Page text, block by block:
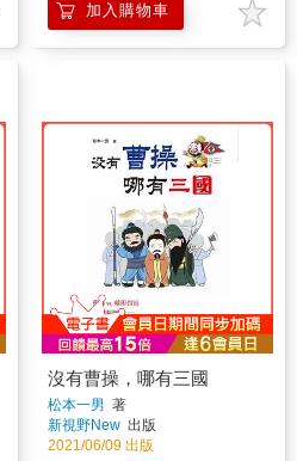
加入購物車
沒有曹操，哪有三國
松本一男 著
新視野New 出版
2021/06/09 出版